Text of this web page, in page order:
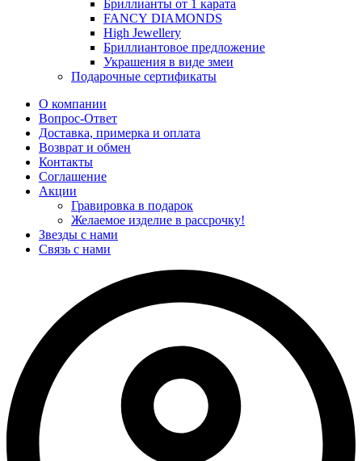
Бриллианты от 1 карата
FANCY DIAMONDS
High Jewellery
Бриллиантовое предложение
Украшения в виде змеи
Подарочные сертификаты
О компании
Вопрос-Ответ
Доставка, примерка и оплата
Возврат и обмен
Контакты
Соглашение
Акции
Гравировка в подарок
Желаемое изделие в рассрочку!
Звезды с нами
Связь с нами